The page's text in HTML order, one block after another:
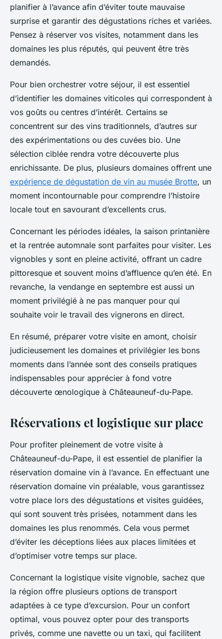
planifier à l’avance afin d’éviter toute mauvaise
surprise et garantir des dégustations riches et variées.
Pensez à réserver vos visites, notamment dans les
domaines les plus réputés, qui peuvent être très
demandés.
Pour bien orchestrer votre séjour, il est essentiel
d’identifier les domaines viticoles qui correspondent à
vos goûts ou centres d’intérêt. Certains se
concentrent sur des vins traditionnels, d’autres sur
des expérimentations ou des cuvées bio. Une
sélection ciblée rendra votre découverte plus
enrichissante. De plus, plusieurs domaines offrent une
expérience de dégustation de vin au musée Brotte, un
moment incontournable pour comprendre l’histoire
locale tout en savourant d’excellents crus.
Concernant les périodes idéales, la saison printanière
et la rentrée automnale sont parfaites pour visiter. Les
vignobles y sont en pleine activité, offrant un cadre
pittoresque et souvent moins d’affluence qu’en été. En
revanche, la vendange en septembre est aussi un
moment privilégié à ne pas manquer pour qui
souhaite voir le travail des vignerons en direct.
En résumé, préparer votre visite en amont, choisir
judicieusement les domaines et privilégier les bons
moments dans l’année sont des conseils pratiques
indispensables pour apprécier à fond votre
découverte œnologique à Châteauneuf-du-Pape.
Réservations et logistique sur place
Pour profiter pleinement de votre visite à
Châteauneuf-du-Pape, il est essentiel de planifier la
réservation domaine vin à l’avance. En effectuant une
réservation domaine vin préalable, vous garantissez
votre place lors des dégustations et visites guidées,
qui sont souvent très prisées, notamment dans les
domaines les plus renommés. Cela vous permet
d’éviter les déceptions liées aux places limitées et
d’optimiser votre temps sur place.
Concernant la logistique visite vignoble, sachez que
la région offre plusieurs options de transport
adaptées à ce type d’excursion. Pour un confort
optimal, vous pouvez opter pour des transports
privés, comme une navette ou un taxi, qui facilitent